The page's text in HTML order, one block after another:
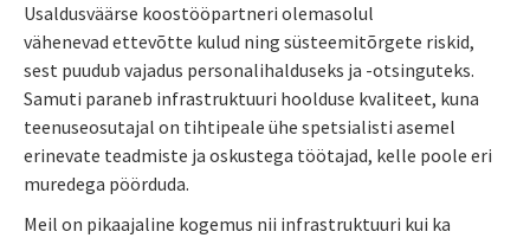
Usaldusväärse koostööpartneri olemasolul
vähenevad ettevõtte kulud ning süsteemitõrgete riskid,
sest puudub vajadus personalihalduseks ja -otsinguteks.
Samuti paraneb infrastruktuuri hoolduse kvaliteet, kuna
teenuseosutajal on tihtipeale ühe spetsialisti asemel
erinevate teadmiste ja oskustega töötajad, kelle poole eri
muredega pöörduda.
Meil on pikaajaline kogemus nii infrastruktuuri kui ka